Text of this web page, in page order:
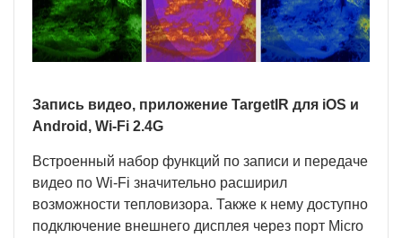
Запись видео, приложение TargetIR для iOS и
Android , Wi-Fi 2.4G
Встроенный набор функций по записи и передаче
видео по Wi-Fi значительно расширил
возможности тепловизора. Также к нему доступно
подключение внешнего дисплея через порт Micro